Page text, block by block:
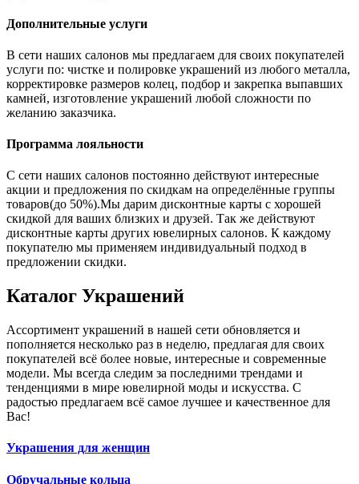
Дополнительные услуги
В сети наших салонов мы предлагаем для своих покупателей
услуги по: чистке и полировке украшений из любого металла,
корректировке размеров колец, подбор и закрепка выпавших
камней, изготовление украшений любой сложности по
желанию заказчика.
Программа лояльности
С сети наших салонов постоянно действуют интересные
акции и предложения по скидкам на определённые группы
товаров(до 50%).Мы дарим дисконтные карты с хорошей
скидкой для ваших близких и друзей. Так же действуют
дисконтные карты других ювелирных салонов. К каждому
покупателю мы применяем индивидуальный подход в
предложении скидки.
Каталог Украшений
Ассортимент украшений в нашей сети обновляется и
пополняется несколько раз в неделю, предлагая для своих
покупателей всё более новые, интересные и современные
модели. Мы всегда следим за последними трендами и
тенденциями в мире ювелирной моды и искусства. С
радостью предлагаем всё самое лучшее и качественное для
Вас!
Украшения для женщин
Обручальные кольца